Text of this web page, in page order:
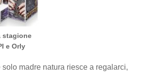
stagione
e Orly
madre natura riesce a regalarci,